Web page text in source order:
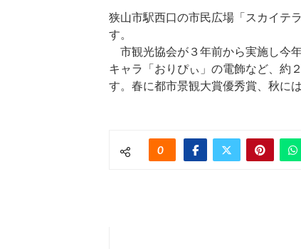
狭山市駅西口の市民広場「スカイテ
す。
市観光協会が３年前から実施し今
キャラ「おりぴぃ」の電飾など、約
す。春に都市景観大賞優秀賞、秋に
0